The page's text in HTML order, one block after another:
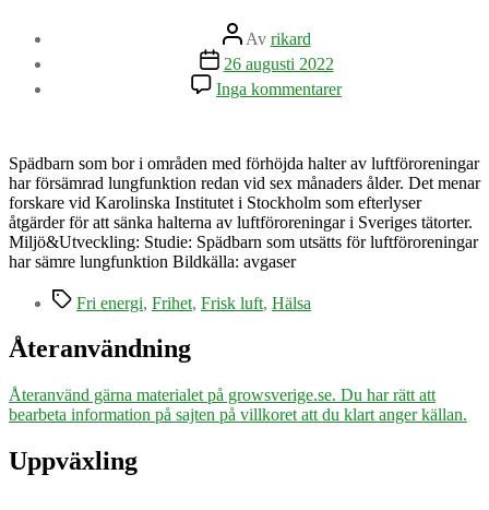
Inläggsförfattare
Av rikard
Inläggsdatum
26 augusti 2022
Inga kommentarertill
Uppväxlingen
och
bensin
till
elektricitet
kommer
Spädbarn som bor i områden med förhöjda halter av luftföroreningar
har försämrad lungfunktion redan vid sex månaders ålder. Det menar
forskare vid Karolinska Institutet i Stockholm som efterlyser
åtgärder för att sänka halterna av luftföroreningar i Sveriges tätorter.
Miljö&Utveckling: Studie: Spädbarn som utsätts för luftföroreningar
har sämre lungfunktion Bildkälla: avgaser
Etiketter
Fri energi, Frihet, Frisk luft, Hälsa
Återanvändning
Återanvänd gärna materialet på growsverige.se. Du har rätt att
bearbeta information på sajten på villkoret att du klart anger källan.
Uppväxling